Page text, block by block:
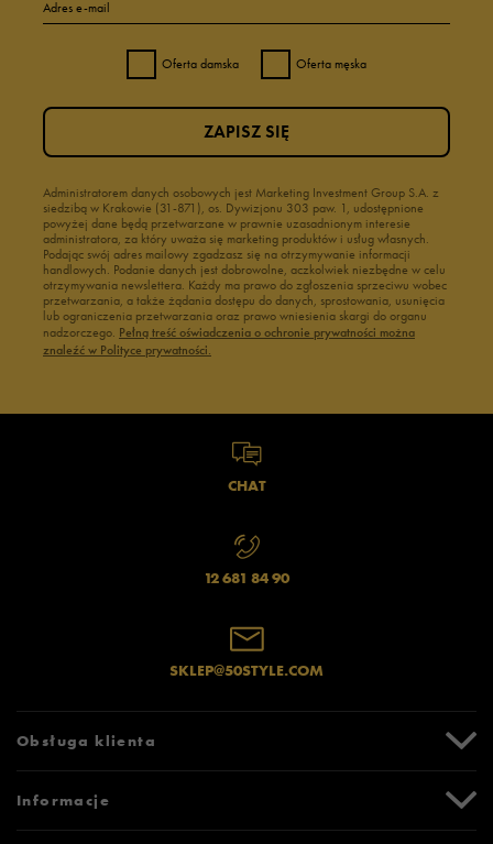
Adres e-mail
Oferta damska Oferta męska
Administratorem danych osobowych jest Marketing Investment Group S.A. z
siedzibą w Krakowie (31-871), os. Dywizjonu 303 paw. 1, udostępnione
powyżej dane będą przetwarzane w prawnie uzasadnionym interesie
administratora, za który uważa się marketing produktów i usług własnych.
Podając swój adres mailowy zgadzasz się na otrzymywanie informacji
handlowych. Podanie danych jest dobrowolne, aczkolwiek niezbędne w celu
otrzymywania newslettera. Każdy ma prawo do zgłoszenia sprzeciwu wobec
przetwarzania, a także żądania dostępu do danych, sprostowania, usunięcia
lub ograniczenia przetwarzania oraz prawo wniesienia skargi do organu
nadzorczego. Pełną treść oświadczenia o ochronie prywatności można
znaleźć w Polityce prywatności.
ZAPISZ SIĘ
CHAT
12 681 84 90
SKLEP@50STYLE.COM
Obsługa klienta
Zwroty i reklamacje
Informacje